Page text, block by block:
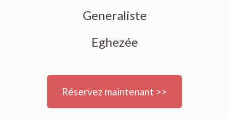
Generaliste
Eghezée
Réservez maintenant >>